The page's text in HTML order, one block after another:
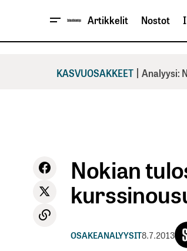
Artikkelit Nostot
KASVUOSAKKEET | Analyysi:
Nokian
OSAKEANALYYSIT8.7.2013